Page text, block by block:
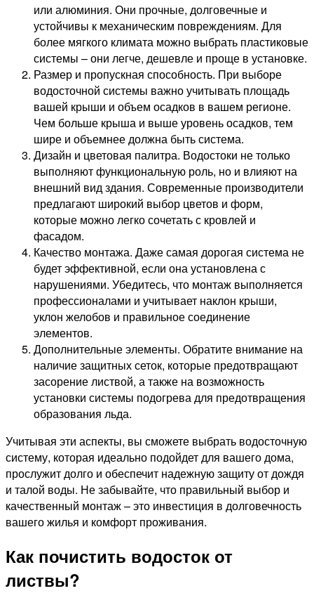
или алюминия. Они прочные, долговечные и
устойчивы к механическим повреждениям. Для
более мягкого климата можно выбрать пластиковые
системы – они легче, дешевле и проще в установке.
Размер и пропускная способность. При выборе
водосточной системы важно учитывать площадь
вашей крыши и объем осадков в вашем регионе.
Чем больше крыша и выше уровень осадков, тем
шире и объемнее должна быть система.
Дизайн и цветовая палитра. Водостоки не только
выполняют функциональную роль, но и влияют на
внешний вид здания. Современные производители
предлагают широкий выбор цветов и форм,
которые можно легко сочетать с кровлей и
фасадом.
Качество монтажа. Даже самая дорогая система не
будет эффективной, если она установлена с
нарушениями. Убедитесь, что монтаж выполняется
профессионалами и учитывает наклон крыши,
уклон желобов и правильное соединение
элементов.
Дополнительные элементы. Обратите внимание на
наличие защитных сеток, которые предотвращают
засорение листвой, а также на возможность
установки системы подогрева для предотвращения
образования льда.
Учитывая эти аспекты, вы сможете выбрать водосточную
систему, которая идеально подойдет для вашего дома,
прослужит долго и обеспечит надежную защиту от дождя
и талой воды. Не забывайте, что правильный выбор и
качественный монтаж – это инвестиция в долговечность
вашего жилья и комфорт проживания.
Как почистить водосток от
листвы?